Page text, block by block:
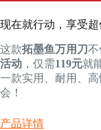
现在就行动，享受超
这款拓墨鱼万用刀不
活动 ，仅需119元就
一款实用、耐用、
会！
产品详情